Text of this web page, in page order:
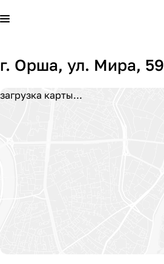
г. Орша, ул. Мира, 59
загрузка карты...